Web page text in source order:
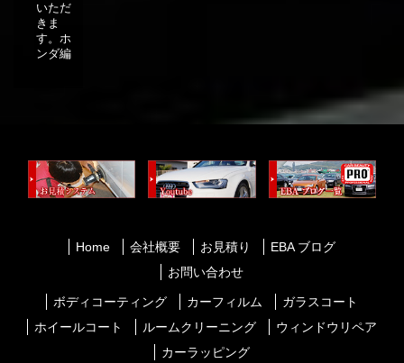
いただ
きま
す。ホ
ンダ編
Home 会社概要 お見積り
EBA ブログ
お問い合わせ
ボディコーティング カーフィルム
ガラスコート
ホイールコート
ルームクリーニング
ウィンドウリペア
カーラッピング